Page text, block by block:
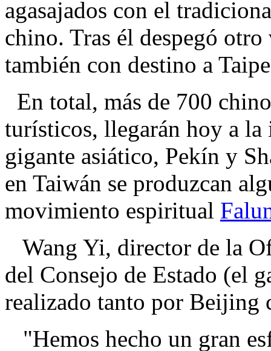
agasajados con el
chino. Tras él despegó
también con destino a
En total, más de 700
turísticos, llegarán hoy a la
gigante asiático, Pekín y
en Taiwán se produzcan
movimiento espiritual
Wang Yi, director de la
del Consejo de Estado (el
realizado tanto por Beijing
"Hemos hecho un gran